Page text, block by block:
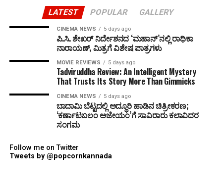
LATEST POPULAR GALLERY
CINEMA NEWS 5 days ago
ಪಿ.ಸಿ. ಶೇಖರ್ ನಿರ್ದೇಶನದ ‘ಮಹಾನ್’ನಲ್ಲಿ ರಾಧಿಕಾ
ನಾರಾಯಣ್, ಮಿತ್ರಗೆ ವಿಶೇಷ ಪಾತ್ರಗಳು
MOVIE REVIEWS 5 days ago
Tadviruddha Review: An Intelligent Mystery
That Trusts Its Story More Than Gimmicks
CINEMA NEWS 5 days ago
ಬಾದಾಮಿ ಬೆಟ್ಟದಲ್ಲಿ ಅದ್ಧೂರಿ ಹಾಡಿನ ಚಿತ್ರೀಕರಣ;
‘ಕರ್ಣಾಟಬಲಂ ಅಜೇಯಂ’ಗೆ ಸಾವಿರಾರು ಕಲಾವಿದರ
ಸಂಗಮ
Follow me on Twitter
Tweets by @popcornkannada